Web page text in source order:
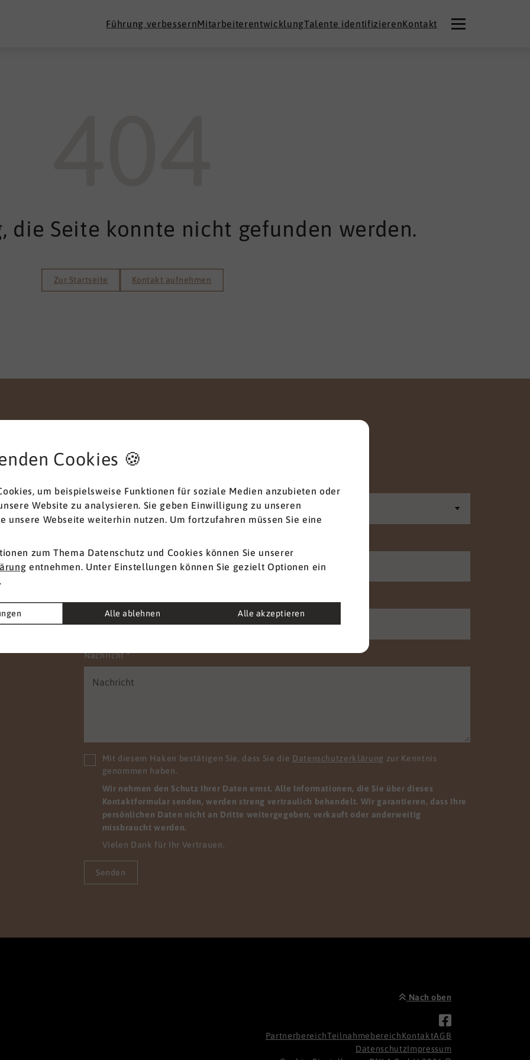
Führung verbessernMitarbeiterentwicklungTalente identifizierenKontakt
die Seite konnte nicht gefunden werden.
Zur Startseite Kontakt aufnehmen
Nachricht*
Mit diesem Haken bestätigen Sie, dass Sie die Datenschutzerklärung zur Kenntnis
genommen haben.
Wir nehmen den Schutz Ihrer Daten ernst. Alle Informationen, die Sie über dieses
Kontaktformular senden, werden streng vertraulich behandelt. Wir garantieren, dass Ihre
persönlichen Daten nicht an Dritte weitergegeben, verkauft oder anderweitig
missbraucht werden.
Vielen Dank für Ihr Vertrauen.
Senden
Nach oben
PartnerbereichTeilnahmebereichKontaktAGB
DatenschutzImpressum
Cookies 🍪
um beispielsweise Funktionen für soziale Medien anzubieten oder
Website zu analysieren. Sie geben Einwilligung zu unseren
unsere Webseite weiterhin nutzen. Um fortzufahren müssen Sie eine
zum Thema Datenschutz und Cookies können Sie unserer
entnehmen. Unter Einstellungen können Sie gezielt Optionen ein
Alle ablehnen Alle akzeptieren